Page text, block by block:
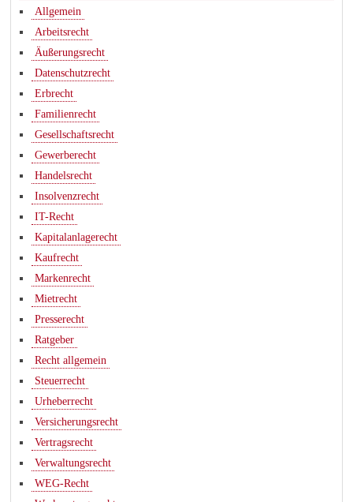
Allgemein
Arbeitsrecht
Äußerungsrecht
Datenschutzrecht
Erbrecht
Familienrecht
Gesellschaftsrecht
Gewerberecht
Handelsrecht
Insolvenzrecht
IT-Recht
Kapitalanlagerecht
Kaufrecht
Markenrecht
Mietrecht
Presserecht
Ratgeber
Recht allgemein
Steuerrecht
Urheberrecht
Versicherungsrecht
Vertragsrecht
Verwaltungsrecht
WEG-Recht